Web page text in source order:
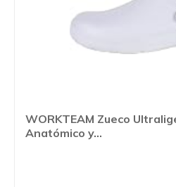
WORKTEAM Zueco
Anatómico y...